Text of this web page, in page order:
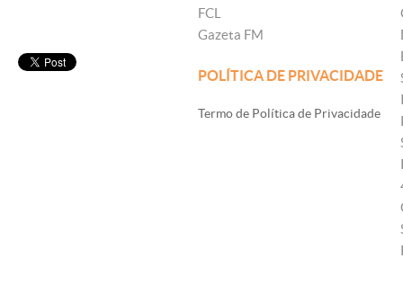
FCL
Gazeta FM
POLÍTICA DE PRIVACIDADE
Termo de Política de Privacidade